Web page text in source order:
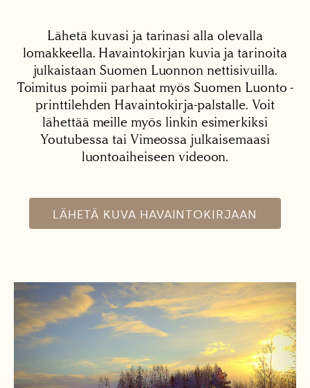
Lähetä kuvasi ja tarinasi alla olevalla
lomakkeella. Havaintokirjan kuvia ja tarinoita
julkaistaan Suomen Luonnon nettisivuilla.
Toimitus poimii parhaat myös Suomen Luonto -
printtilehden Havaintokirja-palstalle. Voit
lähettää meille myös linkin esimerkiksi
Youtubessa tai Vimeossa julkaisemaasi
luontoaiheiseen videoon.
LÄHETÄ KUVA HAVAINTOKIRJAAN